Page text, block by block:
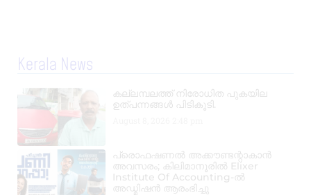
Kerala News
കല്ലമ്പലത്ത് നിരോധിത പുകയില
ഉത്പന്നങ്ങൾ പിടികൂടി.
പ്രൊഫഷണൽ അക്കൗണ്ടന്റാകാൻ
അവസരം; കിലിമാനൂരിൽ Elixer
Institute Of Accounting-ൽ
അഡ്മിഷൻ ആരംഭിച്ചു